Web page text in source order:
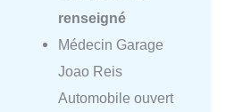
renseigné
Médecin Garage
Joao Reis
Automobile ouvert